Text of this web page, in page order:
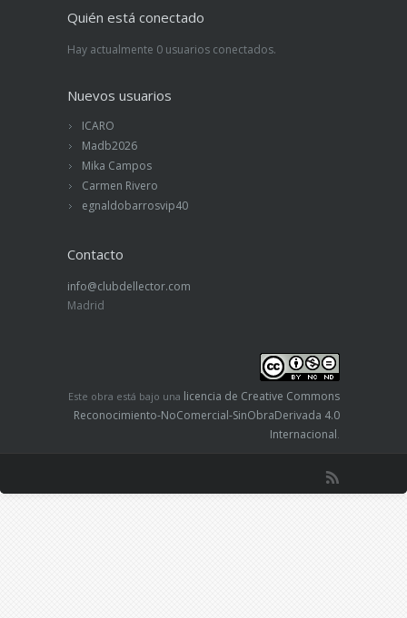
Quién está conectado
Hay actualmente 0 usuarios conectados.
Nuevos usuarios
ICARO
Madb2026
Mika Campos
Carmen Rivero
egnaldobarrosvip40
Contacto
info@clubdellector.com
Madrid
Este obra está bajo una licencia de Creative Commons
Reconocimiento-NoComercial-SinObraDerivada 4.0
Internacional